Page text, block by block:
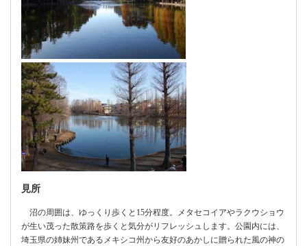
見所
沼の周囲は、ゆっくり歩くと15分程度。メタセコイアやラクウショウ
が生い茂った散策路を歩くと気分がリフレッシュします。公園内には、
埼玉県の姉妹州であるメキシコ州から友好のあかしに贈られた風の神の